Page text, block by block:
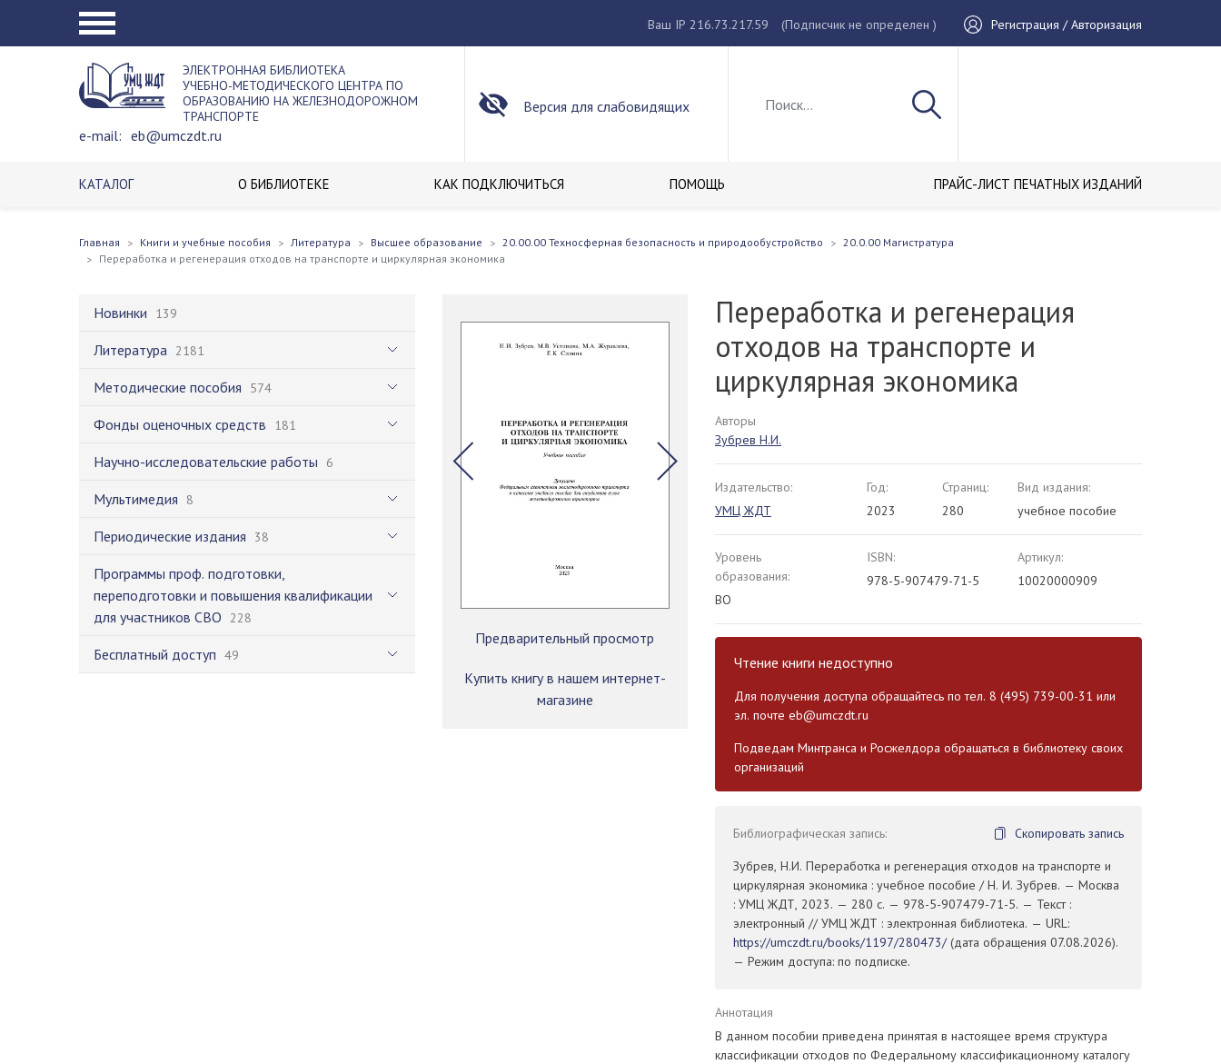
Ваш IP 216.73.217.59 (Подписчик не определен ) Регистрация / Авторизация
ЭЛЕКТРОННАЯ БИБЛИОТЕКА
УЧЕБНО-МЕТОДИЧЕСКОГО ЦЕНТРА ПО
ОБРАЗОВАНИЮ НА ЖЕЛЕЗНОДОРОЖНОМ
ТРАНСПОРТЕ
e-mail: eb@umczdt.ru
Версия для слабовидящих
КАТАЛОГ О БИБЛИОТЕКЕ КАК ПОДКЛЮЧИТЬСЯ ПОМОЩЬ ПРАЙС-ЛИСТ ПЕЧАТНЫХ ИЗДАНИЙ
Главная Книги и учебные пособия Литература Высшее образование 20.00.00 Техносферная безопасность и природообустройство
20.0.00 Магистратура
Переработка и регенерация отходов на транспорте и циркулярная экономика
Новинки 139
Литература 2181
Методические пособия 574
Фонды оценочных средств 181
Научно-исследовательские работы 6
Мультимедия 8
Периодические издания 38
Программы проф. подготовки,
переподготовки и повышения квалификации
для участников СВО 228
Бесплатный доступ 49
Предварительный просмотр
Купить книгу в нашем интернет-
магазине
Переработка и регенерация
отходов на транспорте и
циркулярная экономика
Авторы
Зубрев Н.И.
Издательство:
УМЦ ЖДТ
Год:
2023
Страниц:
280
Вид издания:
учебное пособие
Уровень
образования:
ВО
ISBN:
978-5-907479-71-5
Артикул:
10020000909
Чтение книги недоступно
Для получения доступа обращайтесь по тел. 8 (495) 739-00-31 или
эл. почте eb@umczdt.ru
Подведам Минтранса и Росжелдора обращаться в библиотеку своих
организаций
Библиографическая запись:
Скопировать запись
Зубрев, Н.И. Переработка и регенерация отходов на транспорте и
циркулярная экономика : учебное пособие / Н. И. Зубрев. — Москва
: УМЦ ЖДТ, 2023. — 280 с. — 978-5-907479-71-5. — Текст :
электронный // УМЦ ЖДТ : электронная библиотека. — URL:
https://umczdt.ru/books/1197/280473/(дата обращения 07.08.2026).
— Режим доступа: по подписке.
Аннотация
В данном пособии приведена принятая в настоящее время структура
классификации отходов по Федеральному классификационному каталогу